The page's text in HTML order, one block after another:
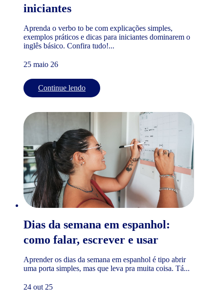
iniciantes
Aprenda o verbo to be com explicações simples,
exemplos práticos e dicas para iniciantes dominarem o
inglês básico. Confira tudo!...
25 maio 26
Continue lendo
Dias da semana em espanhol:
como falar, escrever e usar
Aprender os dias da semana em espanhol é tipo abrir
uma porta simples, mas que leva pra muita coisa. Tá...
24 out 25